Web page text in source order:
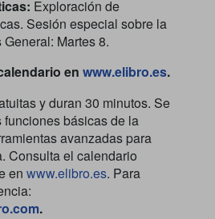
Exploración de
Sesión especial sobre la
Martes 8.
en www.elibro.es.
y duran 30 minutos. Se
básicas de la
avanzadas para
Consulta el calendario
en www.elibro.es. Para
.